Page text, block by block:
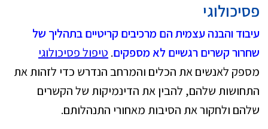
פסיכולוגי
עיבוד והבנה עצמית הם מרכיבים קריטיים בתהליך של
שחרור קשרים רגשיים לא מספקים. טיפול פסיכולוגי
מספק לאנשים את הכלים והמרחב הנדרש כדי לזהות את
התחושות שלהם, להבין את הדינמיקות של הקשרים
שלהם ולחקור את הסיבות מאחורי התנהלותם.